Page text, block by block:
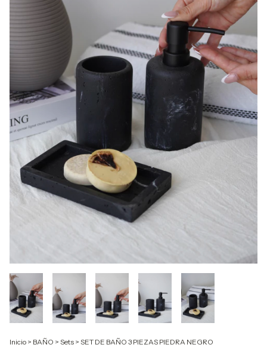
Inicio > BAÑO > Sets > SET DE BAÑO 3 PIEZAS PIEDRA NEGRO